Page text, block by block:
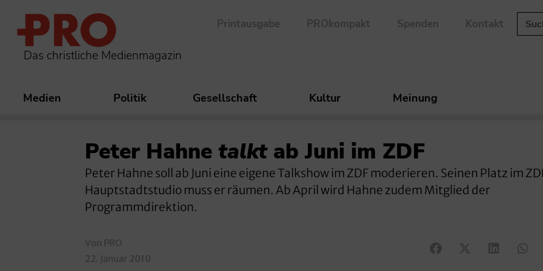
Das christliche Medienmagazin
Printausgabe PROkompakt Spenden Kontakt
Medien Politik Gesellschaft Kultur Meinung
Peter Hahne talktab Juni im ZDF
Peter Hahne soll ab Juni eine eigene Talkshow im ZDF moderieren. Seinen Platz im
Hauptstadtstudio muss er räumen. Ab April wird Hahne zudem Mitglied der
Programmdirektion.
Von PRO
22. Januar 2010